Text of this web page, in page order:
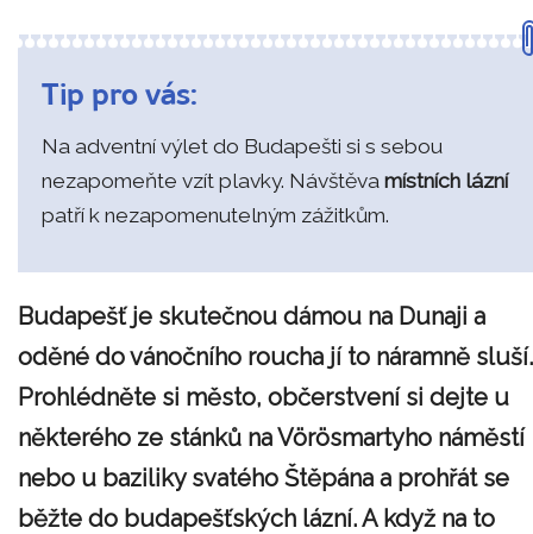
Tip pro vás:
Na adventní výlet do Budapešti si s sebou
nezapomeňte vzít plavky. Návštěva místních lázní
patří k nezapomenutelným zážitkům.
Budapešť je skutečnou dámou na Dunaji a
oděné do vánočního roucha jí to náramně sluší.
Prohlédněte si město, občerstvení si dejte u
některého ze stánků na Vörösmartyho náměstí
nebo u baziliky svatého Štěpána a prohřát se
běžte do budapešťských lázní. A když na to